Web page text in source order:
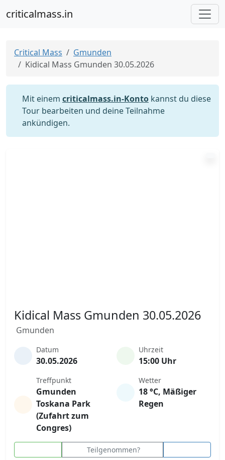
criticalmass.in
Critical Mass
Gmunden
Kidical Mass Gmunden 30.05.2026
Mit einem criticalmass.in-Konto kannst du diese
Tour bearbeiten und deine Teilnahme
ankündigen.
Kidical Mass Gmunden 30.05.2026
Gmunden
Datum
30.05.2026
Uhrzeit
15:00 Uhr
Treffpunkt
Gmunden
Toskana Park
(Zufahrt zum
Congres)
Wetter
18 °C, Mäßiger
Regen
Teilgenommen?